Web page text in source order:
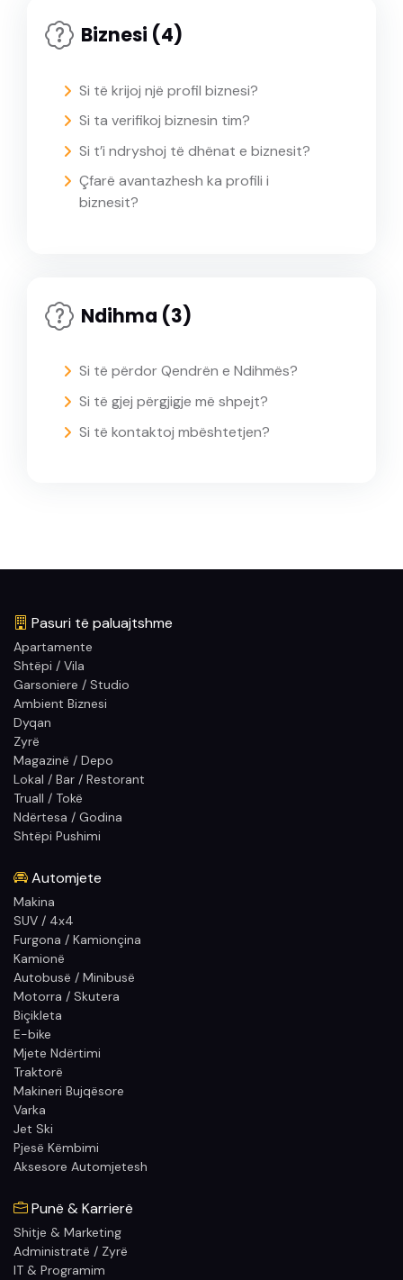
Biznesi (4)
Si të krijoj një profil biznesi?
Si ta verifikoj biznesin tim?
Si t’i ndryshoj të dhënat e biznesit?
Çfarë avantazhesh ka profili i
biznesit?
Ndihma (3)
Si të përdor Qendrën e Ndihmës?
Si të gjej përgjigje më shpejt?
Si të kontaktoj mbështetjen?
Pasuri të paluajtshme
Apartamente
Shtëpi / Vila
Garsoniere / Studio
Ambient Biznesi
Dyqan
Zyrë
Magazinë / Depo
Lokal / Bar / Restorant
Truall / Tokë
Ndërtesa / Godina
Shtëpi Pushimi
Automjete
Makina
SUV / 4x4
Furgona / Kamionçina
Kamionë
Autobusë / Minibusë
Motorra / Skutera
Biçikleta
E-bike
Mjete Ndërtimi
Traktorë
Makineri Bujqësore
Varka
Jet Ski
Pjesë Këmbimi
Aksesore Automjetesh
Punë & Karrierë
Shitje & Marketing
Administratë / Zyrë
IT & Programim